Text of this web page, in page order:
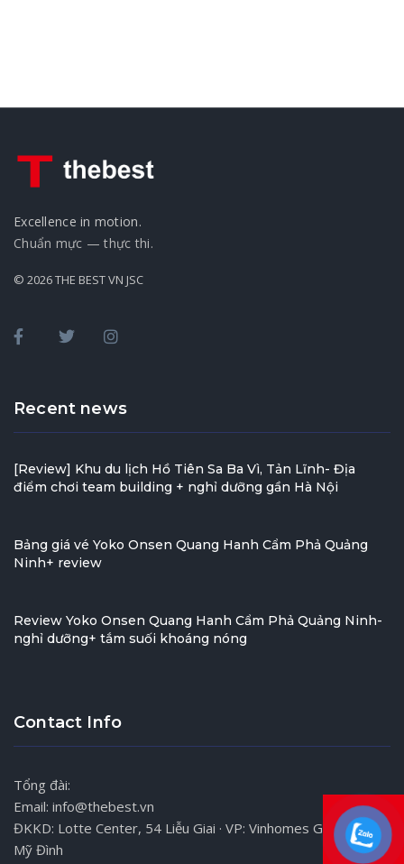
Excellence in motion.
Chuẩn mực — thực thi.
© 2026 THE BEST VN JSC
Recent news
[Review] Khu du lịch Hồ Tiên Sa Ba Vì, Tản Lĩnh- Địa
điểm chơi team building + nghỉ dưỡng gần Hà Nội
Bảng giá vé Yoko Onsen Quang Hanh Cẩm Phả Quảng
Ninh+ review
Review Yoko Onsen Quang Hanh Cẩm Phả Quảng Ninh-
nghỉ dưỡng+ tắm suối khoáng nóng
Contact Info
Tổng đài:
Email: info@thebest.vn
ĐKKD: Lotte Center, 54 Liễu Giai · VP: Vinhomes Gardenia,
Mỹ Đình